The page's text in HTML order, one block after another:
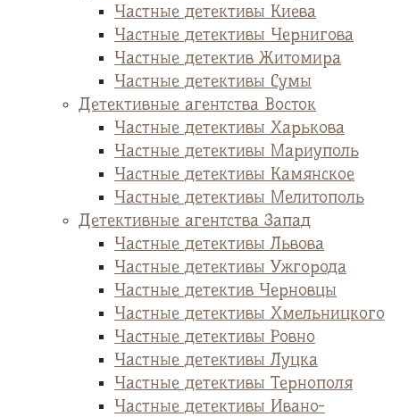
Частные детективы Киева
Частные детективы Чернигова
Частные детектив Житомира
Частные детективы Сумы
Детективные агентства Восток
Частные детективы Харькова
Частные детективы Мариуполь
Частные детективы Камянское
Частные детективы Мелитополь
Детективные агентства Запад
Частные детективы Львова
Частные детективы Ужгорода
Частные детектив Черновцы
Частные детективы Хмельницкого
Частные детективы Ровно
Частные детективы Луцка
Частные детективы Тернополя
Частные детективы Ивано-